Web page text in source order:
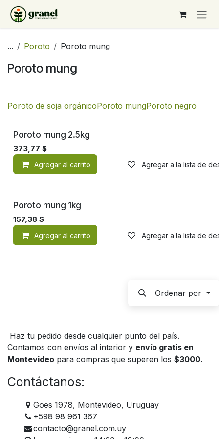
Ir al contenido
... Poroto Poroto mung
Poroto mung
Poroto de soja orgánicoPoroto mungPoroto negro
Poroto mung 2.5kg
373,77 $
Agregar al carrito Agregar a la lista de
Poroto mung 1kg
157,38 $
Agregar al carrito Agregar a la lista de
Ordenar por
Haz tu pedido desde cualquier punto del país.
Contamos con envíos al interior y envío gratis en
Montevideo para compras que superen los $3000.
Contáctanos:
Goes 1978, Montevideo, Uruguay
+598 98 961 367
contacto@granel.com.uy